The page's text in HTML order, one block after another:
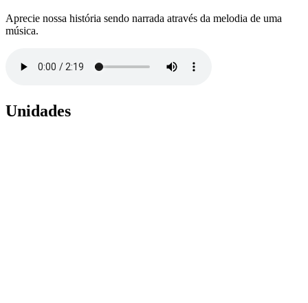
Aprecie nossa história sendo narrada através da melodia de uma
música.
Unidades